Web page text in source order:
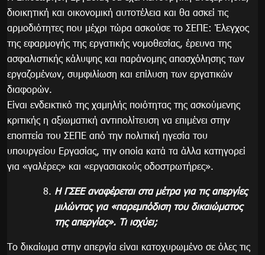
διοικητική και οικονομική αυτοτέλεια και θα ασκεί τις
αρμοδιότητες που μέχρι τώρα ασκούσε το ΣΕΠΕ: Έλεγχος
της εφαρμογής της εργατικής νομοθεσίας, έρευνα της
ασφαλιστικής κάλυψης και παράνομης απασχόλησης των
εργαζομένων, συμφιλίωση και επίλυση των εργατικών
διαφορών.
Είναι ενδεικτικό της χαμηλής ποιότητας της ασκούμενης
κριτικής η αξιωματική αντιπολίτευση να επιμένει στην
εποπτεία του ΣΕΠΕ από την πολιτική ηγεσία του
υπουργείου Εργασίας, την οποία κατά τα άλλα κατηγορεί
για «γαλέρες» και «εργασιακούς οδοστρωτήρες».
Η ΓΣΕΕ αναφέρεται στα μέτρα για τις απεργίες
μιλώντας για «παρεμπόδιση του δικαιώματος
της απεργίας». Τι ισχύει;
Το δικαίωμα στην απεργία είναι κατοχυρωμένο σε όλες τις